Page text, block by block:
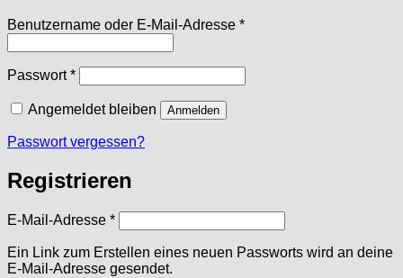
Benutzername oder E-Mail-Adresse *Erforderlich
Passwort*Erforderlich
Angemeldet bleiben Anmelden
Passwort vergessen?
Registrieren
E-Mail-Adresse *Erforderlich
Ein Link zum Erstellen eines neuen Passworts wird an deine
E-Mail-Adresse gesendet.